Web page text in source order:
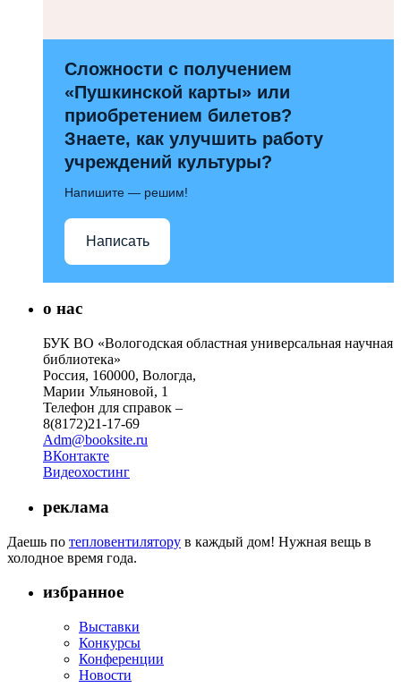
Сложности с получением
«Пушкинской карты» или
приобретением билетов?
Знаете, как улучшить работу
учреждений культуры?
Напишите — решим!
Написать
о нас
БУК ВО «Вологодская областная универсальная научная
библиотека»
Россия, 160000, Вологда,
Марии Ульяновой, 1
Телефон для справок –
8(8172)21-17-69
Adm@booksite.ru
ВКонтакте
Видеохостинг
реклама
Даешь по тепловентилятору в каждый дом! Нужная вещь в
холодное время года.
избранное
Выставки
Конкурсы
Конференции
Новости